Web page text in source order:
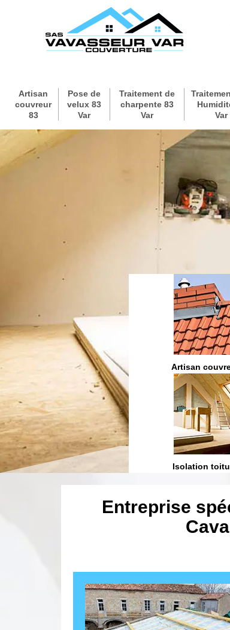
Artisan
couvreur
83
Pose de
velux 83
Var
Traitement de
charpente 83
Var
Var
toiture 83 Artisan
et fuite toiture 83 Isolation
Entreprise